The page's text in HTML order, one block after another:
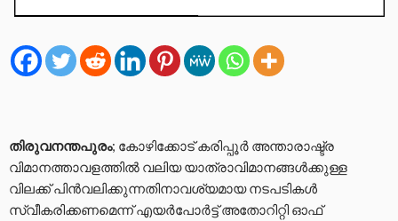
തിരുവനന്തപുരം; കോഴിക്കോട് കരിപ്പൂർ അന്താരാഷ്ട്ര
വിമാനത്താവളത്തിൽ വലിയ യാത്രാവിമാനങ്ങൾക്കുള്ള
വിലക്ക് പിന്‍വലിക്കുന്നതിനാവശ്യമായ നടപടികള്‍
സ്വീകരിക്കണമെന്ന് എയര്‍പോര്‍ട്ട് അതോറിറ്റി ഓഫ്